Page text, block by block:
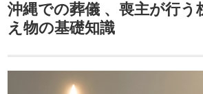
沖縄での葬儀 、喪主が行う
え物の基礎知識